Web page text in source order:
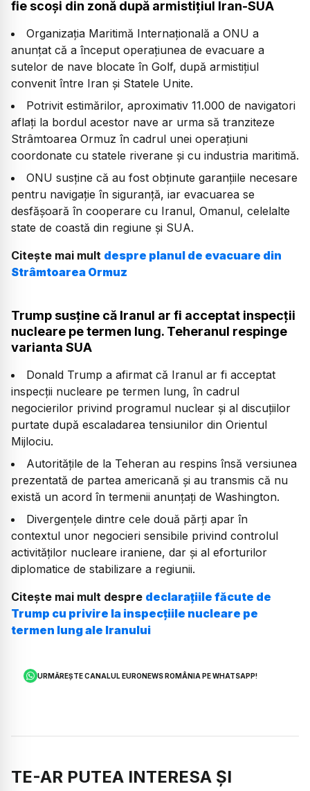
fie scoși din zonă după armistițiul Iran-SUA
Organizația Maritimă Internațională a ONU a
anunțat că a început operațiunea de evacuare a
sutelor de nave blocate în Golf, după armistițiul
convenit între Iran și Statele Unite.
Potrivit estimărilor, aproximativ 11.000 de navigatori
aflați la bordul acestor nave ar urma să tranziteze
Strâmtoarea Ormuz în cadrul unei operațiuni
coordonate cu statele riverane și cu industria maritimă.
ONU susține că au fost obținute garanțiile necesare
pentru navigație în siguranță, iar evacuarea se
desfășoară în cooperare cu Iranul, Omanul, celelalte
state de coastă din regiune și SUA.
Citește mai mult despre planul de evacuare din
Strâmtoarea Ormuz
Trump susține că Iranul ar fi acceptat inspecții
nucleare pe termen lung. Teheranul respinge
varianta SUA
Donald Trump a afirmat că Iranul ar fi acceptat
inspecții nucleare pe termen lung, în cadrul
negocierilor privind programul nuclear și al discuțiilor
purtate după escaladarea tensiunilor din Orientul
Mijlociu.
Autoritățile de la Teheran au respins însă versiunea
prezentată de partea americană și au transmis că nu
există un acord în termenii anunțați de Washington.
Divergențele dintre cele două părți apar în
contextul unor negocieri sensibile privind controlul
activităților nucleare iraniene, dar și al eforturilor
diplomatice de stabilizare a regiunii.
Citește mai mult despre declarațiile făcute de
Trump cu privire la inspecțiile nucleare pe
termen lung ale Iranului
URMĂREȘTE CANALUL EURONEWS ROMÂNIA PE WHATSAPP!
TE-AR PUTEA INTERESA ȘI